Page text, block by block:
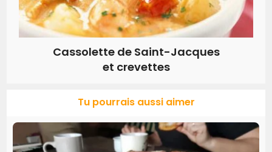
Cassolette de Saint-Jacques
et crevettes
Tu pourrais aussi aimer